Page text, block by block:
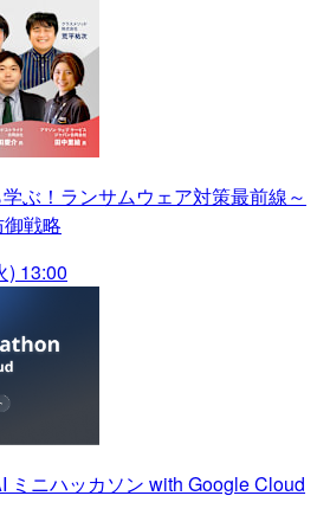
ぶ！ランサムウェア対策最前線～
戦略
) 13:00
ミニハッカソン with Google Cloud